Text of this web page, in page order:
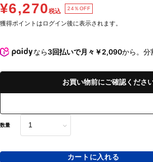
¥6,270税込 24％OFF
獲得ポイントはログイン後に表示されます。
なら3回払いで月々￥2,090から。分
お買い物前にご確認くださ
数量
カートに入れる